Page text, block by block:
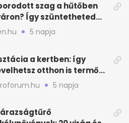
szag a hűtőben
Így szüntetheted
olcsón5 napja
a kertben: így
otthon is termő
5 napja